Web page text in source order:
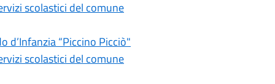
scolastici del comune
d’Infanzia “Piccino Picciò"
scolastici del comune